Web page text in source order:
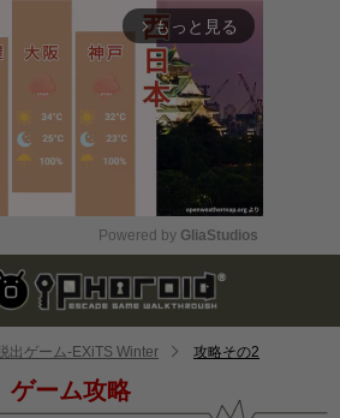
arrow_forward_ios もっと見る
Mute
Powered by GliaStudios
出ゲーム-EXiTS Winter 攻略その2
ゲーム攻略